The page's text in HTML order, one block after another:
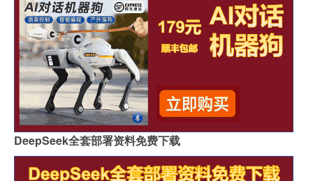
DeepSeek全套部署资料免费下载